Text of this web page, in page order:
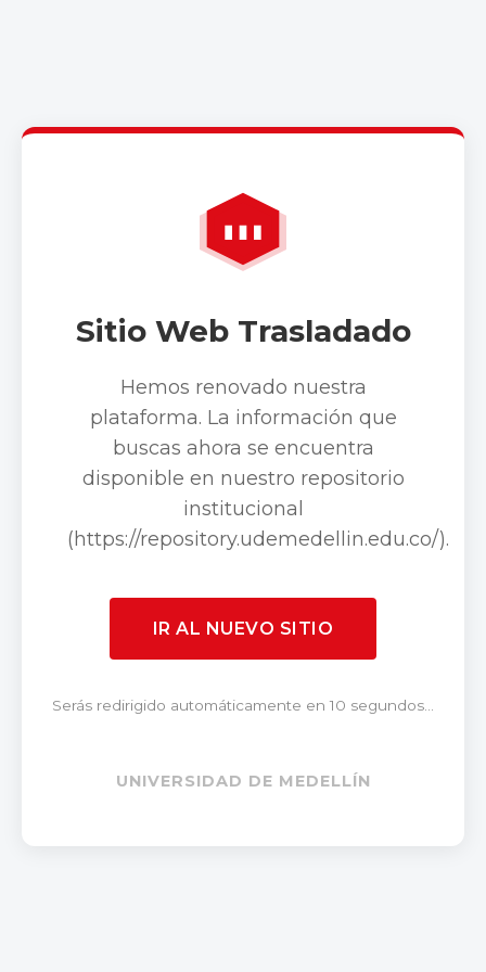
Sitio Web Trasladado
Hemos renovado nuestra
plataforma. La información que
buscas ahora se encuentra
disponible en nuestro repositorio
institucional
(https://repository.udemedellin.edu.co/).
IR AL NUEVO SITIO
Serás redirigido automáticamente en 10 segundos...
UNIVERSIDAD DE MEDELLÍN